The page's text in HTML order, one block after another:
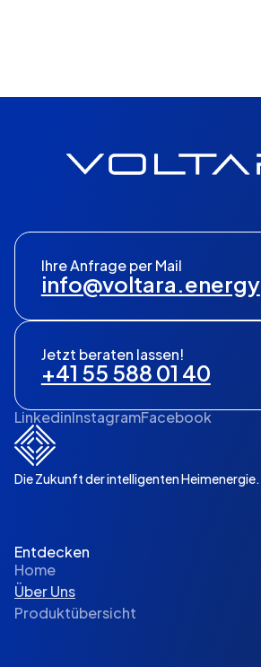
LinkedinInstagramFacebook
Jetzt beraten lassen!
+41 55 588 01 40
Ihre Anfrage per Mail
info@voltara.energy
Die Zukunft der intelligenten Heimenergie.
Entdecken
Home
Über Uns
Produktübersicht